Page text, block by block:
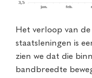
Het verloop van
staatsleningen is
zien we dat die
bandbreedte